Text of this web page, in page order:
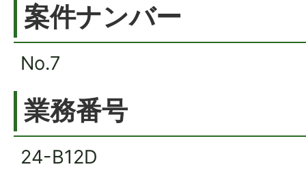
案件ナンバー
No.7
業務番号
24-B12D